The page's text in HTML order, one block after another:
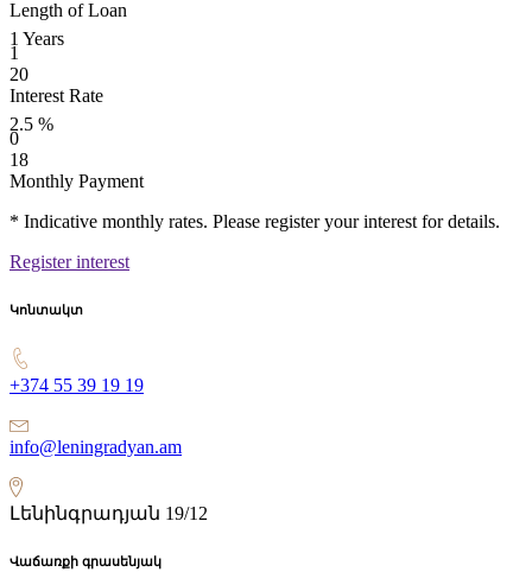
Length of Loan
1 Years
1
20
Interest Rate
2.5 %
0
18
Monthly Payment
* Indicative monthly rates. Please register your interest for details.
Register interest
Կոնտակտ
+374 55 39 19 19
info@leningradyan.am
Լենինգրադյան 19/12
Վաճառքի գրասենյակ